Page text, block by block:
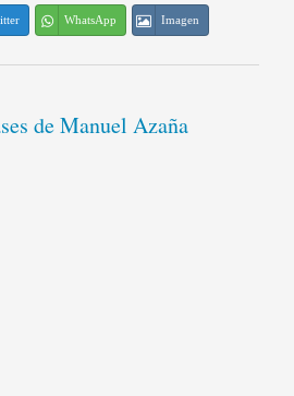
WhatsApp Imagen
de Manuel Azaña